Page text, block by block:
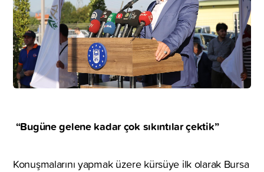
“Bugüne gelene kadar çok sıkıntılar çektik”
Konuşmalarını yapmak üzere kürsüye ilk olarak Bursa